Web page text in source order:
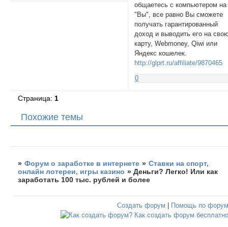
общаетесь с компьютером на
"Вы", все равно Вы сможете
получать гарантированный
доход и выводить его на
карту, Webmoney, Qiwi или
Яндекс кошелек.
http://glprt.ru/affiliate/9870465
0
Страница: 1
Похожие темы
» Форум о заработке в интернете » Ставки на спорт,
онлайн лотереи, игры казино »Деньги? Легко! Или как
заработать 100 тыс. рублей и более
Создать форум Помощь по